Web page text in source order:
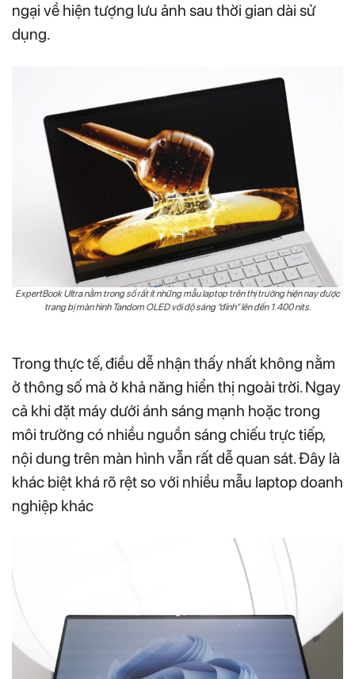
ngại về hiện tượng lưu ảnh sau thời gian dài sử
dụng.
ExpertBook Ultra nằm trong số rất ít những mẫu laptop trên thị trường hiện nay được
trang bị màn hình Tandom OLED với độ sáng “đỉnh” lên đến 1.400 nits.
Trong thực tế, điều dễ nhận thấy nhất không nằm
ở thông số mà ở khả năng hiển thị ngoài trời. Ngay
cả khi đặt máy dưới ánh sáng mạnh hoặc trong
môi trường có nhiều nguồn sáng chiếu trực tiếp,
nội dung trên màn hình vẫn rất dễ quan sát. Đây là
khác biệt khá rõ rệt so với nhiều mẫu laptop doanh
nghiệp khác